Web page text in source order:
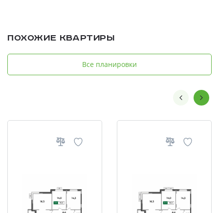
Похожие квартиры
Все планировки